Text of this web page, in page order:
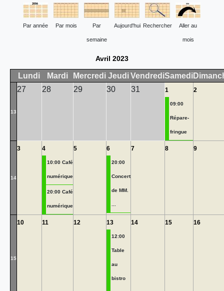
Par année Par mois Par
semaine
Aujourd'hui Rechercher Aller au
mois
Avril 2023
Lundi Mardi Mercredi Jeudi VendrediSamedi
13
27 28 29 30 31 1
09:00
Répare-
fringue
2
14
3 4
10:00 Café
numérique
20:00 Café
numérique
5 6
20:00
Concert
de MM.
7 8 9
15
10 11 12 13
12:00
Table
au
bistro
14 15 16